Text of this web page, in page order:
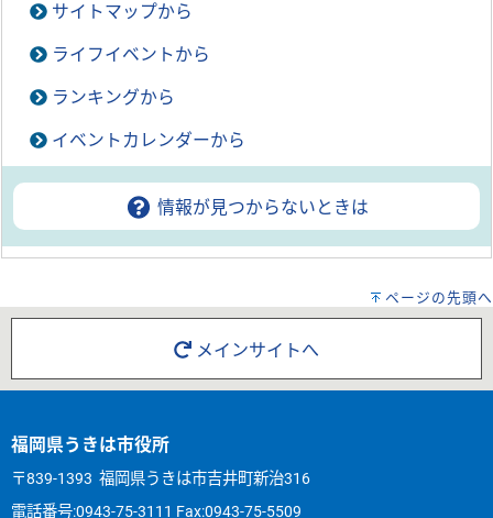
サイトマップから
ライフイベントから
ランキングから
イベントカレンダーから
情報が見つからないときは
ページの先頭へ
メインサイトへ
福岡県うきは市役所
〒839-1393 福岡県うきは市吉井町新治316
電話番号:0943-75-3111 Fax:0943-75-5509